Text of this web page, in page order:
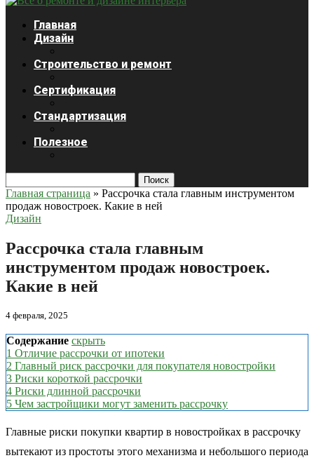
Главная
Дизайн
Строительство и ремонт
Сертификация
Стандартизация
Полезное
Поиск
Главная страница » Рассрочка стала главным инструментом
продаж новостроек. Какие в ней
Дизайн
Рассрочка стала главным
инструментом продаж новостроек.
Какие в ней
4 февраля, 2025
Содержание скрыть
1 Отличие рассрочки от ипотеки
2 Главный риск рассрочки для покупателя новостройки
3 Риски короткой рассрочки
4 Риски длинной рассрочки
5 Чем застройщики могут заменить рассрочку
Главные риски покупки квартир в новостройках в рассрочку
вытекают из простоты этого механизма и небольшого периода